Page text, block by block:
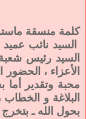
كلمة منسقة
السيد نائب عميد
السيد رئيس شعبة
الأعزاء ،
محبة وتقدير
البلاغة و
بحول الله ـ